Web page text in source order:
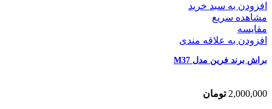
افزودن به سبد خرید
مشاهده سریع
مقایسه
افزودن به علاقه مندی
براش برند فرین مدل M37
2,000,000 تومان